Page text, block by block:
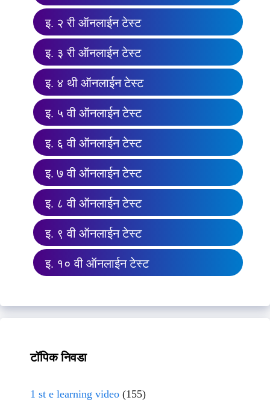
इ. २ री ऑनलाईन टेस्ट
इ. ३ री ऑनलाईन टेस्ट
इ. ४ थी ऑनलाईन टेस्ट
इ. ५ वी ऑनलाईन टेस्ट
इ. ६ वी ऑनलाईन टेस्ट
इ. ७ वी ऑनलाईन टेस्ट
इ. ८ वी ऑनलाईन टेस्ट
इ. ९ वी ऑनलाईन टेस्ट
इ. १० वी ऑनलाईन टेस्ट
टॉपिक निवडा
1 st e learning video (155)